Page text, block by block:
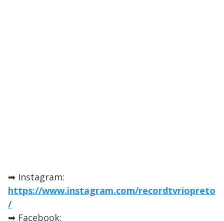
➡ Instagram:
https://www.instagram.com/recordtvriopreto
/
➡ Facebook: